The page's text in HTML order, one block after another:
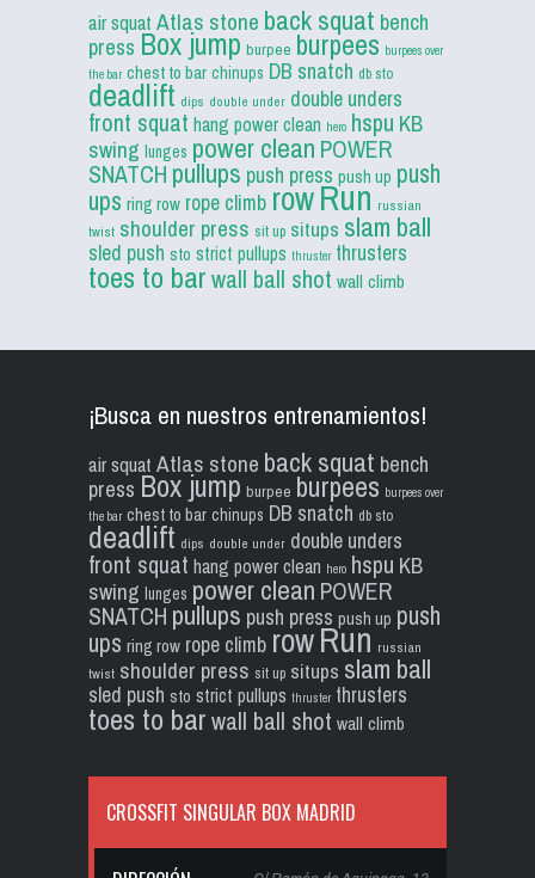
air squat Atlas stone back squat bench
press Box jump burpee burpees burpees over
the bar chest to bar chinups DB snatch db sto
deadlift dips double under double unders
front squat hang power clean hero hspu KB
swing lunges power clean POWER
SNATCH pullups push press push up push
ups ring row rope climb rowRun russian
twist shoulder press sit up situps slam ball
sled push sto strict pullups thruster thrusters
toes to barwall ball shot wall climb
¡Busca en nuestros entrenamientos!
air squat Atlas stone back squat bench
press Box jump burpee burpees burpees over
the bar chest to bar chinups DB snatch db sto
deadlift dips double under double unders
front squat hang power clean hero hspu KB
swing lunges power clean POWER
SNATCH pullups push press push up push
ups ring row rope climb rowRun russian
twist shoulder press sit up situps slam ball
sled push sto strict pullups thruster thrusters
toes to barwall ball shot wall climb
CROSSFIT SINGULAR BOX MADRID